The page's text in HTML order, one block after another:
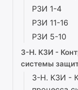
РЗИ 1-4
РЗИ 11-16
РЗИ 5-10
3-Н. КЗИ -
системы
3-Н. КЗИ -